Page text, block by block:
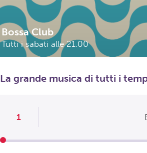
Bossa Club
Tutti i sabati alle 21.00
La grande musica di tutti i
1